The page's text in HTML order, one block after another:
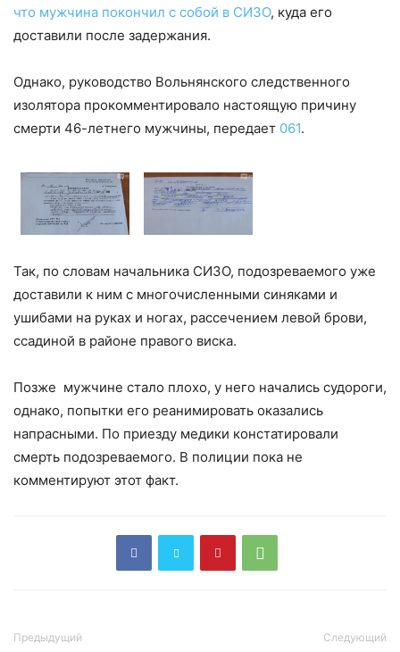
что мужчина покончил с собой в СИЗО, куда его
доставили после задержания.
Однако, руководство Вольнянского следственного
изолятора прокомментировало настоящую причину
смерти 46-летнего мужчины, передает 061.
Так, по словам начальника СИЗО, подозреваемого уже
доставили к ним с многочисленными синяками и
ушибами на руках и ногах, рассечением левой брови,
ссадиной в районе правого виска.
Позже мужчине стало плохо, у него начались судороги,
однако, попытки его реанимировать оказались
напрасными. По приезду медики констатировали
смерть подозреваемого. В полиции пока не
комментируют этот факт.
Предыдущий Следующий